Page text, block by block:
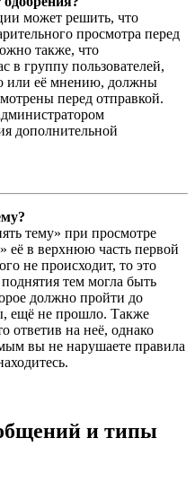
может решить, что
просмотра перед
также, что
в группу пользователей,
или её мнению, должны
перед отправкой.
дополнительной
тему» при просмотре
её в верхнюю часть первой
не происходит, то это
тем могла быть
должно пройти до
ещё не прошло. Также
ответив на неё, однако
вы не нарушаете правила
и типы